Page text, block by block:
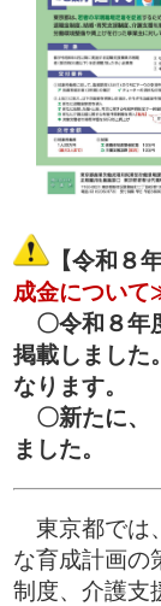
【令和８
成金につい
〇令和８年
掲載しました
なります。
〇新たに、
ました。
東京都では
な育成計画の
制度、介護支